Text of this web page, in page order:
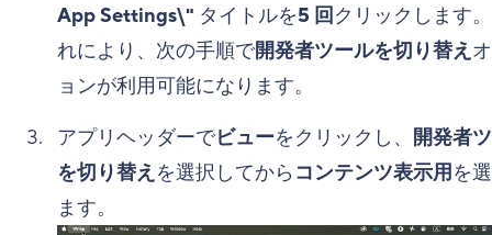
App Settings\" タイトルを5 回クリックします
れにより、次の手順で開発者ツールを切り替え
ョンが利用可能になります。
アプリヘッダーでビューをクリックし、 開発者
を切り替え を選択してから コンテンツ表示用を
ます。